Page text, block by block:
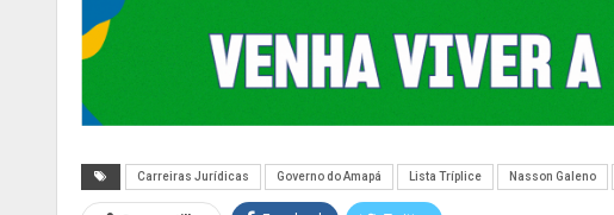
Carreiras Jurídicas Governo do Amapá Lista Tríplice Nasson Galeno